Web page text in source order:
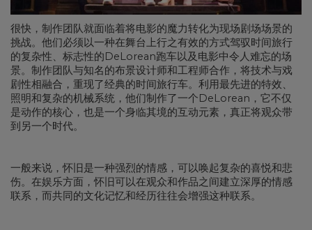
很快，制作团队就面临着将电影的魔力转化为现场剧场场景的
挑战。他们必须以一种在舞台上行之有效的方式驾驭时间旅行
的复杂性、标志性的DeLorean跑车以及电影中令人难忘的场
景。制作团队与知名的布景设计师和工程师合作，将技术与戏
剧性相融合，重现了经典的时间旅行车。利用最先进的特效、
照明和复杂的机械系统，他们制作了一个DeLorean，它不仅
是动作的核心，也是一个身临其境的互动元素，真正将观众带
到另一个时代。
一般来说，怀旧是一种强烈的情感，可以唤起复杂的喜悦和悲
伤。在娱乐方面，怀旧可以在观众和作品之间建立深厚的情感
联系，而共同的文化记忆和经历往往会增强这种联系。